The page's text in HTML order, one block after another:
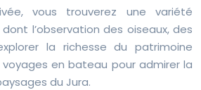
vous trouverez une variété
l’observation des oiseaux, des
la richesse du patrimoine
en bateau pour admirer la
du Jura.